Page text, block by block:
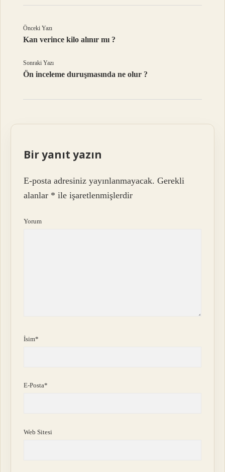
Önceki Yazı
Kan verince kilo alınır mı ?
Sonraki Yazı
Ön inceleme duruşmasında ne olur ?
Bir yanıt yazın
E-posta adresiniz yayınlanmayacak. Gerekli
alanlar * ile işaretlenmişlerdir
Yorum
İsim*
E-Posta*
Web Sitesi